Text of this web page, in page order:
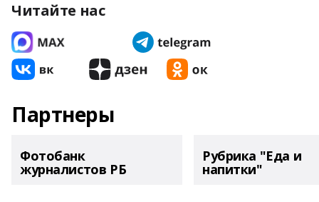
Читайте нас
Партнеры
Фотобанк
журналистов РБ
Рубрика "Еда и
напитки"